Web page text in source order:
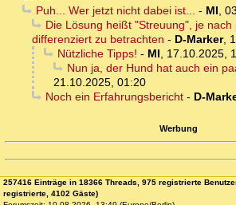
Puh... Wer jetzt nicht dabei ist... - MI,
Die Lösung heißt "Streuung", je nach
differenziert zu betrachten - D-Marker,
Nützliche Tipps! - MI, 17.10.2025,
Nun ja, der Hund hat auch ein
21.10.2025, 01:20
Noch ein Erfahrungsbericht- D-
Werbung
257416 Einträge in 18366 Threads, 975 registrierte
registrierte, 4102 Gäste)